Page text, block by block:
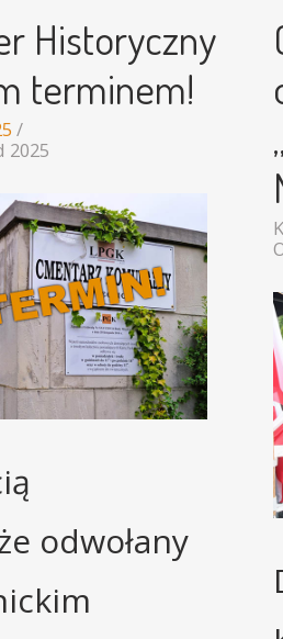
Historyczny
terminem!
2025
odwołany